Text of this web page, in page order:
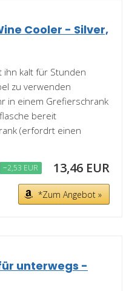
Cooler - Silver,
ihn kalt für Stunden
zu verwenden
in einem Grefierschrank
bereit
(erfordrt einen
−2,53 EUR 13,46 EUR
*Zum Angebot »
unterwegs -